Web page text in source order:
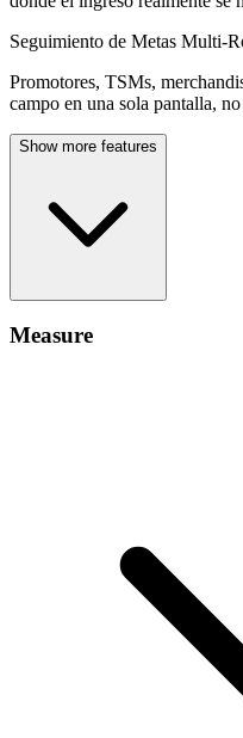
Seguimiento de Metas Multi-
Promotores, TSMs,
campo en una sola pantalla,
Show more features
Measure